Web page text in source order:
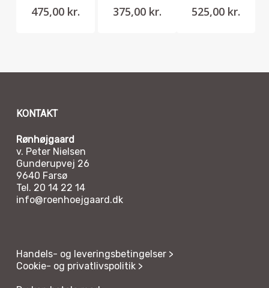
475,00 kr. 375,00 kr. 525,00 kr.
KONTAKT
Rønhøjgaard
v. Peter Nielsen
Gunderupvej 26
9640 Farsø
Tel. 20 14 22 14
info@roenhoejgaard.dk
Handels- og leveringsbetingelser >
Cookie- og privatlivspolitik >